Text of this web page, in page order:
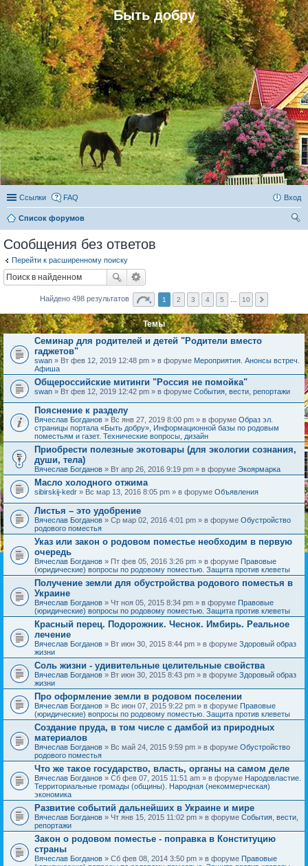
Быть добру
Ссылки FAQ Вход
Список форумов
Сообщения без ответов
Перейти к расширенному поиску
Найдено 498 результатов 1 2 3 4 5 10
Темы
Семинар для родителей и детей "Родители вместо
гаджетов"
swan » Вт фев 12, 2019 12:48 pm » в форуме Мероприятия. Анонсы встреч.
Афиша
Общероссийские митинги "Россия не помойка"
swan » Вт фев 12, 2019 12:42 pm » в форуме События, вести, репортажи
Пояснение к разделу
Вячеслав Богданов » Вс янв 27, 2019 8:00 pm » в форуме Образ эл.
страницы портала «Быть добру», Информационной базы по родовым
поместьям и газет. Технические вопросы, дизайн
Приобрести полезные экотовары (для экологии сознания,
души, тела)
Вячеслав Богданов » Вт апр 26, 2016 9:19 pm » в форуме Экоярмарка
Масло холодного отжима
sibirskij-kedr » Вс мар 13, 2016 8:05 pm » в форуме Объявления
Листья – это удобрение
Вячеслав Богданов » Ср мар 02, 2016 4:01 pm » в форуме Обустройство
родового поместья
Указ или закон о родовом поместье необходим в первую
очередь
Вячеслав Богданов » Пт фев 05, 2016 3:26 pm » в форуме Правовые
(юридические) вопросы по родовому поместью. Защита против клеветы
Получение земли для обустройства родового поместья в
Украине
Вячеслав Богданов » Чт ноя 05, 2015 8:34 pm » в форуме Правовые
(юридические) вопросы по родовому поместью. Защита против клеветы
Красный перец. Подорожник. Чеснок. Имбирь. Реальное
лечение
Вячеслав Богданов » Вт июн 30, 2015 8:44 pm » в форуме Здоровый образ
жизни
Соль жизни - удивительные целительные свойства
Вячеслав Богданов » Вт июн 30, 2015 8:43 pm » в форуме Здоровый образ
жизни
Про оформление земли в родовом поселении
Вячеслав Богданов » Вс июн 07, 2015 9:22 pm » в форуме Правовые
(юридические) вопросы по родовому поместью. Защита против клеветы
Создание пруда, в том числе с дамбой из природных
материалов
Вячеслав Богданов » Вс май 24, 2015 9:59 pm » в форуме Обустройство
родового поместья
Что же такое государство, власть, органы на самом деле
Вячеслав Богданов » Сб фев 07, 2015 11:51 am » в форуме Народовластие.
Территориальные громады (общины). Народная (некоммерческая)
экономика
Развитие событий дальнейших в Украине и мире
Вячеслав Богданов » Чт янв 15, 2015 11:02 pm » в форуме События, вести,
репортажи
Закон о родовом поместье - поправка в Конституцию
страны
Вячеслав Богданов » Сб фев 08, 2014 3:50 pm » в форуме Правовые